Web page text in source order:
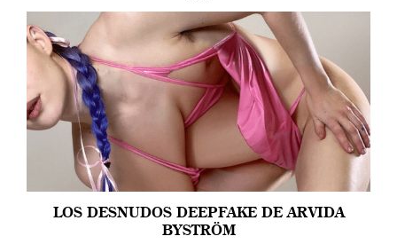
LOS DESNUDOS DEEPFAKE DE ARVIDA
BYSTRÖM